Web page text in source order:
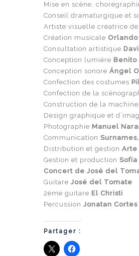
Mise en scène,
Conseil dramaturgique et
Artiste visuelle créatrice
Création musicale Orlando
Consultation artistique
Conception lumière Benito
Conception sonore Ángel
Confection des costumes
Confection de la
Construction de la
Design graphique et
Photographie Manuel
Communication
Distribution et gestion Arte
Gestion et production
Concert de José del
Guitare José del Tomate
2ème guitare El Christi
Percussion Jonatan Cortes
Partager :